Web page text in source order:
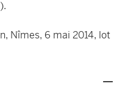
Nîmes, 6 mai 2014, lot